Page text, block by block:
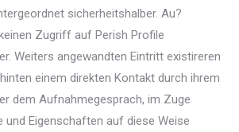
sicherheitshalber. Au?
Zugriff auf Perish Profile
Weiters angewandten Eintritt existireren
einem direkten Kontakt durch ihrem
dem Aufnahmegesprach, im Zuge
und Eigenschaften auf diese Weise